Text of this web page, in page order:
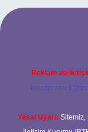
Reklam ve
Yasal Uyarı: Sitemiz,